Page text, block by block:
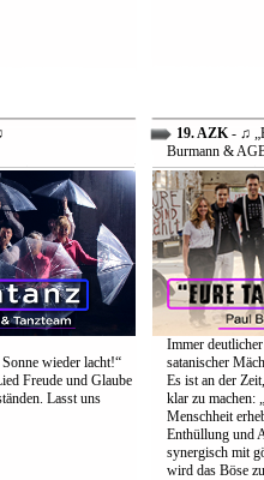
wieder lacht!“
Freude und Glaube
Lasst uns
19. AZK- ♫
Burmann &
Immer
satanischer
Es ist an der
klar zu machen:
Menschheit
Enthüllung und
synergisch mit
wird das Böse